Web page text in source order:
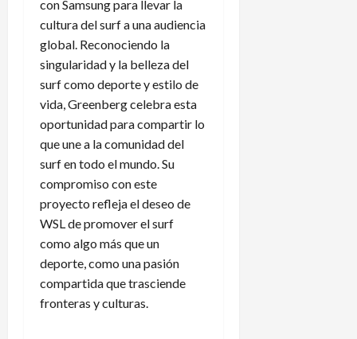
con Samsung para llevar la
cultura del surf a una audiencia
global. Reconociendo la
singularidad y la belleza del
surf como deporte y estilo de
vida, Greenberg celebra esta
oportunidad para compartir lo
que une a la comunidad del
surf en todo el mundo. Su
compromiso con este
proyecto refleja el deseo de
WSL de promover el surf
como algo más que un
deporte, como una pasión
compartida que trasciende
fronteras y culturas.